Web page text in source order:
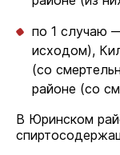
по 1 случаю
исходом),
(со
районе (со
В Юринском